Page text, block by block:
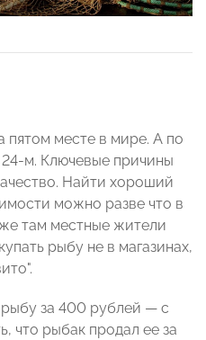
месте в мире. А по
м. Ключевые причины
Найти хороший
можно разве что в
там местные жители
рыбу не в магазинах,
за 400 рублей — с
что рыбак продал ее за